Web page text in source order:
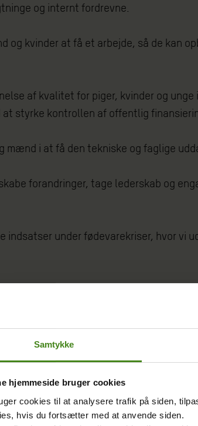
Samtykke
hjemmeside bruger cookies
cookies til at analysere trafik på siden,
hvis du fortsætter med at anvende siden.
og internt fordrevne.
og kvinder at få et arbejde, så de kan
af kvalitet for piger, kvinder og
at styrke kontrollen af offentlig
mænd i at få den tekniske og faglige
forandringer, tage lederskab og
under fødevarekriser, hvor vi
for kvinder
og mod traditioner, der
bevidstgørende aktiviteter i
i Niger